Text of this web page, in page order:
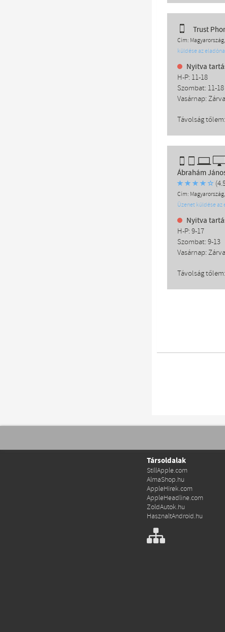
Trust
Cím:
küldése az
Nyitva
H-P: 11-18
Szombat: 11-18
Vasárnap: Zárva
Távolság
Ábrahám
Cím:
Üzenet küldése az
Nyitva
H-P: 9-17
Szombat: 9-13
Vasárnap: Zárva
Távolság
Társoldalak
StillApple.com
AlmaShop.hu
AppleHirek.com
AppleHeadline.com
ZoldAutok.hu
HasznaltAndroid.hu